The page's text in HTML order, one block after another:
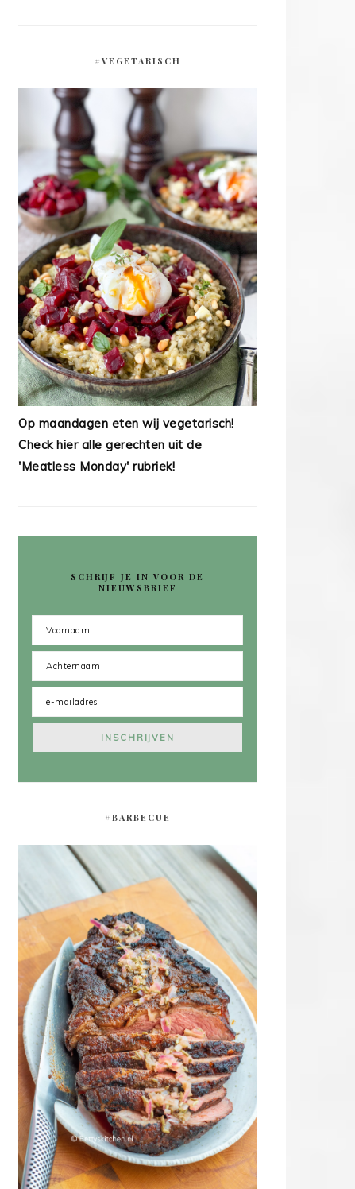
#VEGETARISCH
Op maandagen eten wij vegetarisch!
Check hier alle gerechten uit de
'Meatless Monday' rubriek!
SCHRIJF JE IN VOOR DE
NIEUWSBRIEF
#BARBECUE